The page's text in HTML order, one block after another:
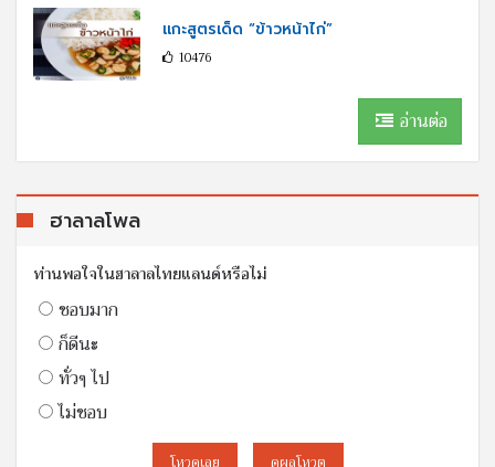
แกะสูตรเด็ด “ข้าวหน้าไก่”
10476
อ่านต่อ
ฮาลาลโพล
ท่านพอใจในฮาลาลไทยแลนด์หรือไม่
ชอบมาก
ก็ดีนะ
ทั่วๆ ไป
ไม่ชอบ
โหวดเลย ดูผลโหวต